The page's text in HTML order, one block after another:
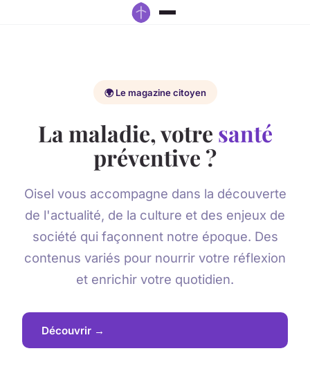
🌍 Le magazine citoyen
La maladie, votre santé
préventive ?
Oisel vous accompagne dans la découverte
de l'actualité, de la culture et des enjeux de
société qui façonnent notre époque. Des
contenus variés pour nourrir votre réflexion
et enrichir votre quotidien.
Découvrir →